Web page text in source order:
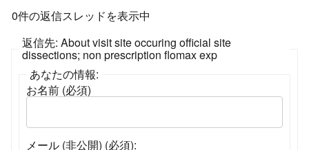
0件の返信スレッドを表示中
返信先: About visit site occuring official site
dissections; non prescription flomax exp
あなたの情報:
お名前 (必須)
メール (非公開) (必須):